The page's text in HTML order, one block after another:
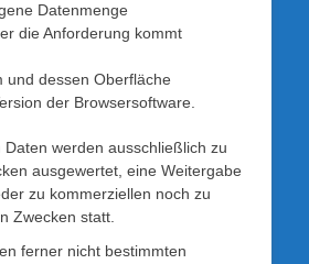
Datenmenge
die Anforderung kommt
und dessen Oberfläche
der Browsersoftware.
Daten werden ausschließlich zu
ausgewertet, eine Weitergabe
zu kommerziellen noch zu
Zwecken statt.
ferner nicht bestimmten